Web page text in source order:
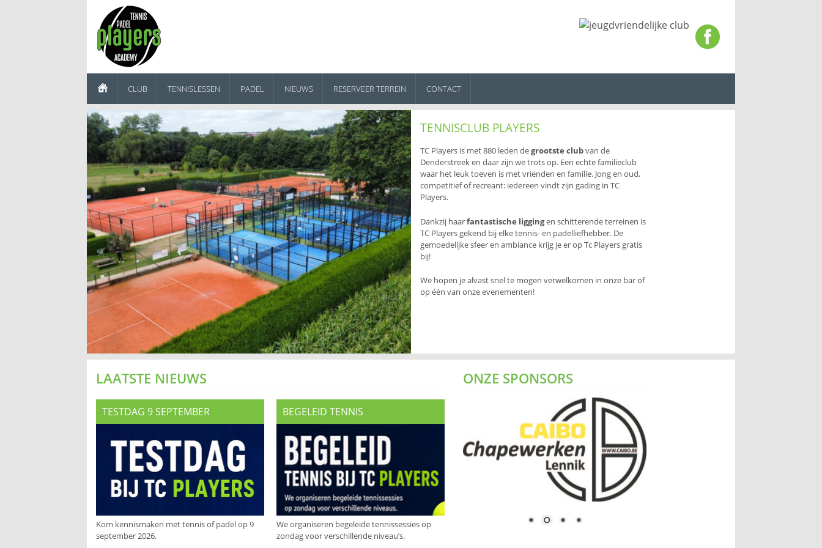
CLUB TENNISLESSEN PADEL NIEUWS RESERVEER TERREIN CONTACT
TENNISCLUB PLAYERS
TC Players is met 880 leden degrootste clubvan de
Denderstreek en daar zijn we trots op. Een echte familieclub
waar het leuk toeven is met vrienden en familie. Jong en oud,
competitief of recreant: iedereen vindt zijn gading in TC
Players.
Dankzij haarfantastische liggingen schitterende terreinen is
TC Players gekend bij elke tennis- en padelliefhebber. De
gemoedelijke sfeer en ambiance krijg je er op Tc Players gratis
bij!
We hopen je alvast snel te mogen verwelkomen in onze bar of
op één van onze evenementen!
LAATSTE NIEUWS
TESTDAG 9 SEPTEMBER
Kom kennismaken met tennis of padel op 9
september 2026.
BEGELEID TENNIS
We organiseren begeleide tennissessies op
zondag voor verschillende niveau’s.
ONZE SPONSORS